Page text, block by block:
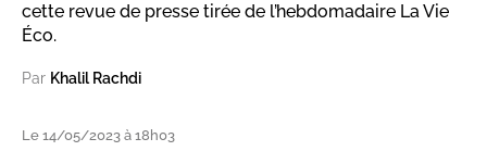
cette revue de presse tirée de l’hebdomadaire La Vie
Éco.
Par Khalil Rachdi
Le 14/05/2023 à 18h03